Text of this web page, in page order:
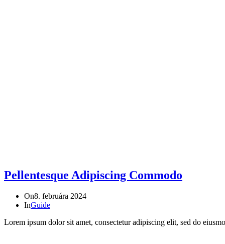
Pellentesque Adipiscing Commodo
On8. februára 2024
InGuide
Lorem ipsum dolor sit amet, consectetur adipiscing elit, sed do